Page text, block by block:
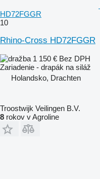
HD72FGGR
10
Rhino-Cross HD72FGGR
1 150 € Bez DPH
Zariadenie - drapák na siláž
Holandsko, Drachten
Troostwijk Veilingen B.V.
8 rokov v Agroline